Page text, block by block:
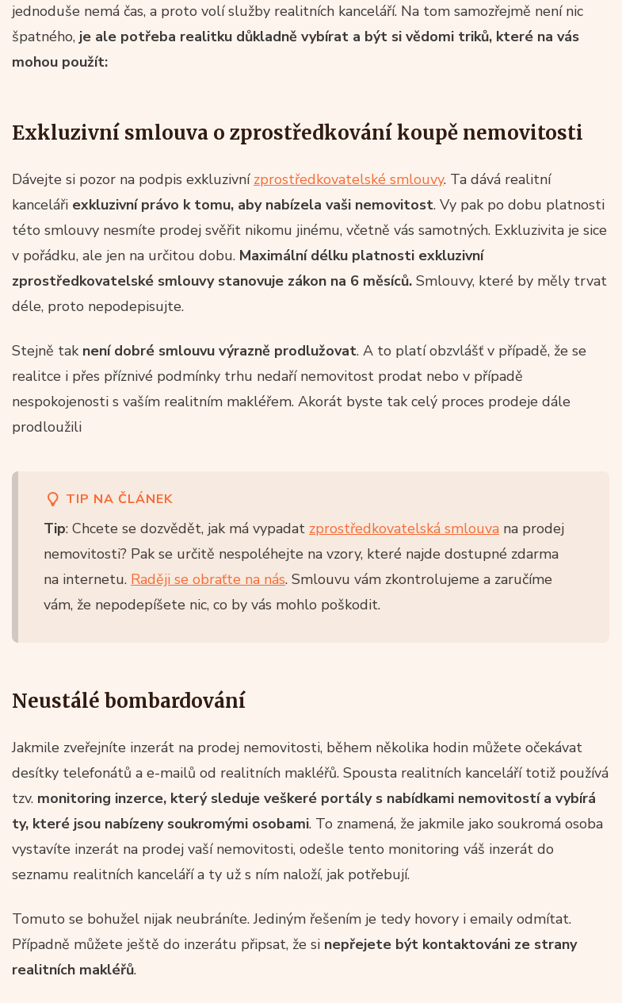
jednoduše nemá čas, a proto volí služby realitních kanceláří. Na tom samozřejmě není nic
špatného, je ale potřeba realitku důkladně vybírat a být si vědomi triků, které na vás
mohou použít:
Exkluzivní smlouva o zprostředkování koupě nemovitosti
Dávejte si pozor na podpis exkluzivní zprostředkovatelské smlouvy. Ta dává realitní
kanceláři exkluzivní právo k tomu, aby nabízela vaši nemovitost. Vy pak po dobu platnosti
této smlouvy nesmíte prodej svěřit nikomu jinému, včetně vás samotných. Exkluzivita je sice
v pořádku, ale jen na určitou dobu. Maximální délku platnosti exkluzivní
zprostředkovatelské smlouvy stanovuje zákon na 6 měsíců. Smlouvy, které by měly trvat
déle, proto nepodepisujte.
Stejně tak není dobré smlouvu výrazně prodlužovat. A to platí obzvlášť v případě, že se
realitce i přes příznivé podmínky trhu nedaří nemovitost prodat nebo v případě
nespokojenosti s vaším realitním makléřem. Akorát byste tak celý proces prodeje dále
prodloužili
TIP NA ČLÁNEK
Tip: Chcete se dozvědět, jak má vypadat zprostředkovatelská smlouva na prodej
nemovitosti? Pak se určitě nespoléhejte na vzory, které najde dostupné zdarma
na internetu. Raději se obraťte na nás. Smlouvu vám zkontrolujeme a zaručíme
vám, že nepodepíšete nic, co by vás mohlo poškodit.
Neustálé bombardování
Jakmile zveřejníte inzerát na prodej nemovitosti, během několika hodin můžete očekávat
desítky telefonátů a e-mailů od realitních makléřů. Spousta realitních kanceláří totiž používá
tzv. monitoring inzerce, který sleduje veškeré portály s nabídkami nemovitostí a vybírá
ty, které jsou nabízeny soukromými osobami. To znamená, že jakmile jako soukromá osoba
vystavíte inzerát na prodej vaší nemovitosti, odešle tento monitoring váš inzerát do
seznamu realitních kanceláří a ty už s ním naloží, jak potřebují.
Tomuto se bohužel nijak neubráníte. Jediným řešením je tedy hovory i emaily odmítat.
Případně můžete ještě do inzerátu připsat, že si nepřejete být kontaktováni ze strany
realitních makléřů.